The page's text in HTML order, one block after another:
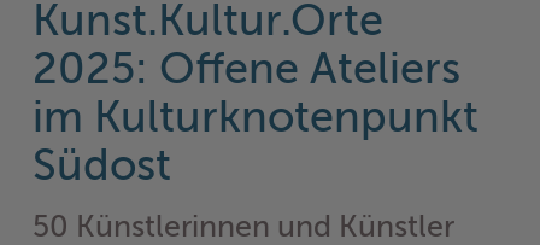
Führerscheine
Formulare & Dokumente
Geodatenportale (Kreiskarte)
Baustellen in Stormarn
Bildungskommune
Fotoarchiv
Kreis Stormarn Porträt
Kreiskarte
Kreispräsident
Ihre Bewerbung
Initiativbewerbungen Verwaltung
Offene Stellen
EG-Dienstleistungsrichtlinie (EG-DLRL)
Handwerk für nachhaltiges Wirtschaften
Klimaschutz beim Kreis Stormarn
Herrenhäuser
Kultur
Kulturelle Einrichtungen
Kunst.Kultur.Orte
2025: Offene Ateliers
im Kulturknotenpunkt
Südost
50 Künstlerinnen und Künstler